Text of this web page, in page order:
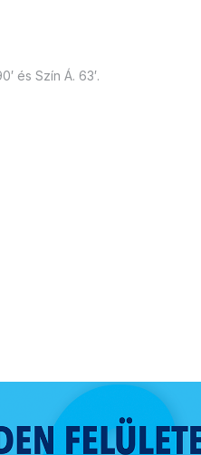
és Szín Á. 63′.